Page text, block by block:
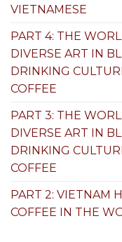
VIETNAMESE
PART 4: THE
DIVERSE ART IN
DRINKING
COFFEE
PART 3: THE
DIVERSE ART IN
DRINKING
COFFEE
PART 2: VIETNAM
COFFEE IN THE